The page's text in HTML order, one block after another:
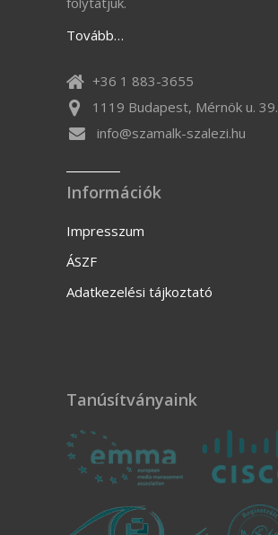
Tovább…
+36 1 883-3655
1119 Budapest, Mérnök u. 39.
info@szamalk-szalezi.hu
Információk
Impresszum
ÁSZF
Adatkezelési tájkoztató
Tanúsítványaink